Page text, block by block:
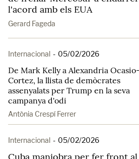
l'acord amb els EUA
Gerard Fageda
Internacional - 05/02/2026
De Mark Kelly a Alexandria Ocasio-
Cortez, la llista de demòcrates
assenyalats per Trump en la seva
campanya d'odi
Antònia Crespí Ferrer
Internacional - 05/02/2026